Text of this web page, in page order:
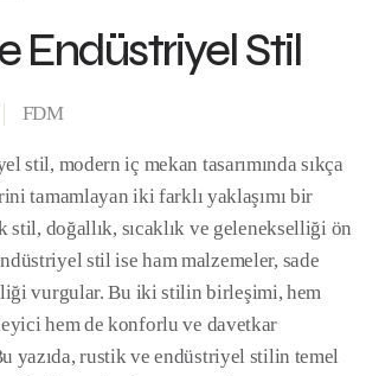
Endüstriyel Stil
FDM
stil, modern iç mekan tasarımında sıkça
tamamlayan iki farklı yaklaşımı bir
stil, doğallık, sıcaklık ve gelenekselliği ön
stil ise ham malzemeler, sade
vurgular. Bu iki stilin birleşimi, hem
hem de konforlu ve davetkar
yazıda, rustik ve endüstriyel stilin temel